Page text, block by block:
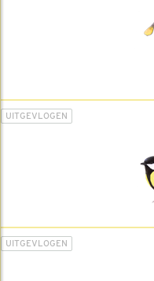
UITGEVLOGEN
UITGEVLOGEN